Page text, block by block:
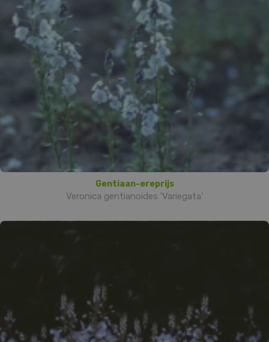
Gentiaan-ereprijs
Veronica gentianoides 'Variegata'